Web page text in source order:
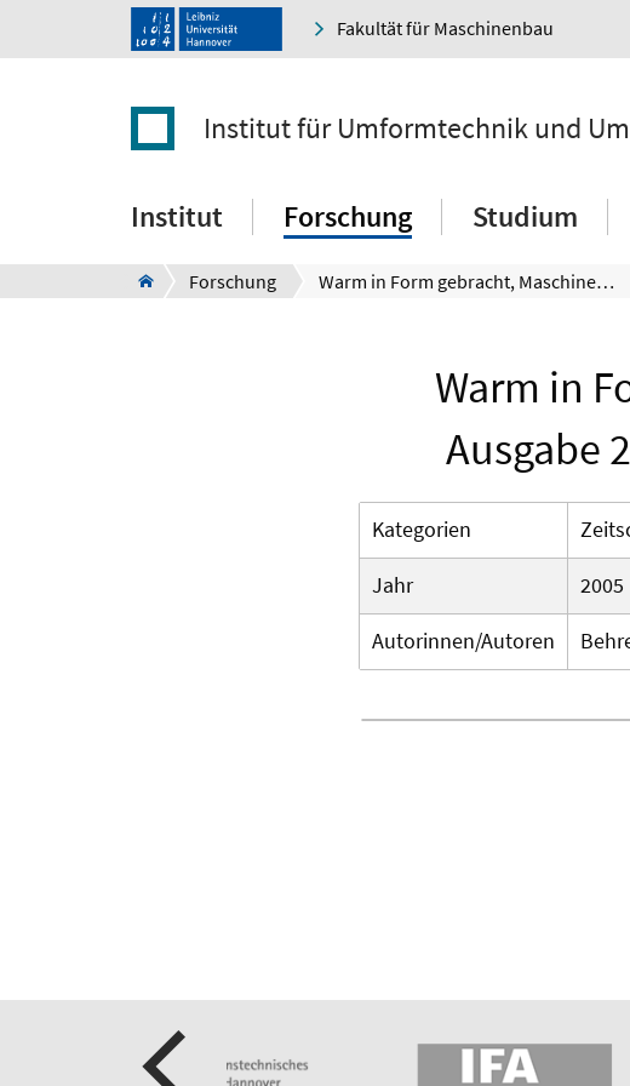
Fakultät für Maschinenbau
Institut für Umformtechnik und
Institut Forschung Studium
Forschung Warm in Form gebracht, Maschinen Markt, Ausgabe 29, 2005, Vogel Verlag Würzburg
Warm in
Ausgabe
Kategorien
Jahr
2005
Autorinnen/Autoren